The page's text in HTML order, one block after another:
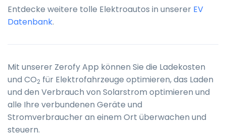
Entdecke weitere tolle Elektroautos in unserer EV
Datenbank.
Mit unserer Zerofy App können Sie die Ladekosten
und CO2 für Elektrofahrzeuge optimieren, das Laden
und den Verbrauch von Solarstrom optimieren und
alle Ihre verbundenen Geräte und
Stromverbraucher an einem Ort überwachen und
steuern.